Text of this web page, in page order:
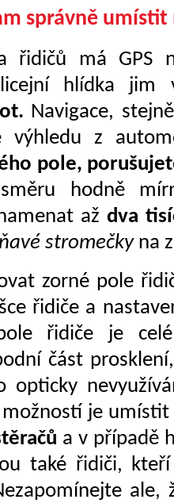
správně umístit
řidičů má GPS
hlídka jim
Navigace,
výhledu z
pole,
hodně
až dva
stromečkyna
zorné pole
řidiče a
řidiče je
část
opticky
je
a v případě
také řidiči,
ale,